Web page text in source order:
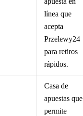
línea que
acepta
Przelewy24
para retiros
rápidos.
Casa de
apuestas que
permite